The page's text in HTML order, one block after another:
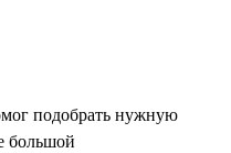
подобрать нужную
большой